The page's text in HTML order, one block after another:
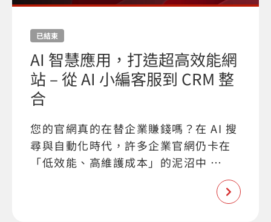
已結束
AI 智慧應用，打造超高效能網
站 – 從 AI 小編客服到 CRM 整
合
您的官網真的在替企業賺錢嗎？在 AI 搜
尋與自動化時代，許多企業官網仍卡在
「低效能、高維護成本」的泥沼中 …